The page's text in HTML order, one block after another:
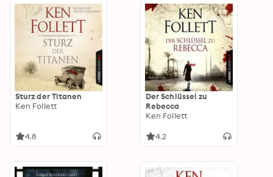
Sturz der Titanen
Ken Follett
4.8
Der Schlüssel zu
Rebecca
Ken Follett
4.2